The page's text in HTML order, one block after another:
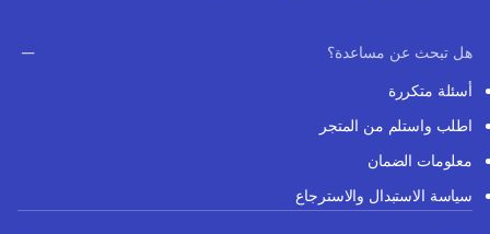
هل تبحث عن مساعدة؟
أسئلة متكررة
اطلب واستلم من المتجر
معلومات الضمان
سياسة الاستبدال والاسترجاع